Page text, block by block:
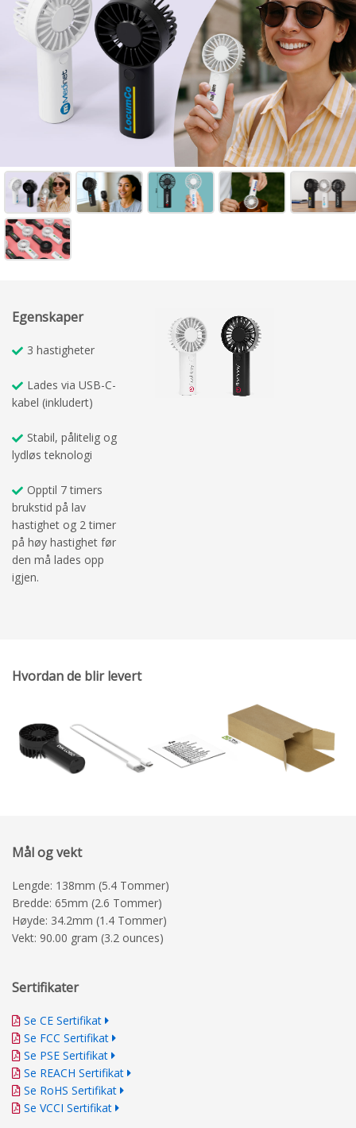
Egenskaper
3 hastigheter
Lades via USB-C-
kabel (inkludert)
Stabil, pålitelig og
lydløs teknologi
Opptil 7 timers
brukstid på lav
hastighet og 2 timer
på høy hastighet før
den må lades opp
igjen.
Hvordan de blir levert
Mål og vekt
Lengde: 138mm (5.4 Tommer)
Bredde: 65mm (2.6 Tommer)
Høyde: 34.2mm (1.4 Tommer)
Vekt: 90.00 gram (3.2 ounces)
Sertifikater
Se CE Sertifikat
Se FCC Sertifikat
Se PSE Sertifikat
Se REACH Sertifikat
Se RoHS Sertifikat
Se VCCI Sertifikat